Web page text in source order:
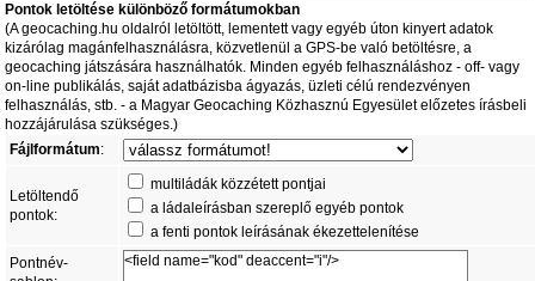
Pontok letöltése különböző formátumokban
(A geocaching.hu oldalról letöltött, lementett vagy egyéb úton kinyert adatok
kizárólag magánfelhasználásra, közvetlenül a GPS-be való betöltésre, a
geocaching játszására használhatók. Minden egyéb felhasználáshoz - off- vagy
on-line publikálás, saját adatbázisba ágyazás, üzleti célú rendezvényen
felhasználás, stb. - a Magyar Geocaching Közhasznú Egyesület előzetes írásbeli
hozzájárulása szükséges.)
Fájlformátum:
Letöltendő
pontok:
multiládák közzétett pontjai
a ládaleírásban szereplő egyéb pontok
a fenti pontok leírásának ékezettelenítése
Pontnév-